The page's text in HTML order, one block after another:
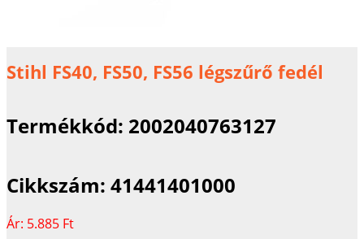
Stihl FS40, FS50, FS56 légszűrő fedél
Termékkód: 2002040763127
Cikkszám: 41441401000
Ár: 5.885 Ft